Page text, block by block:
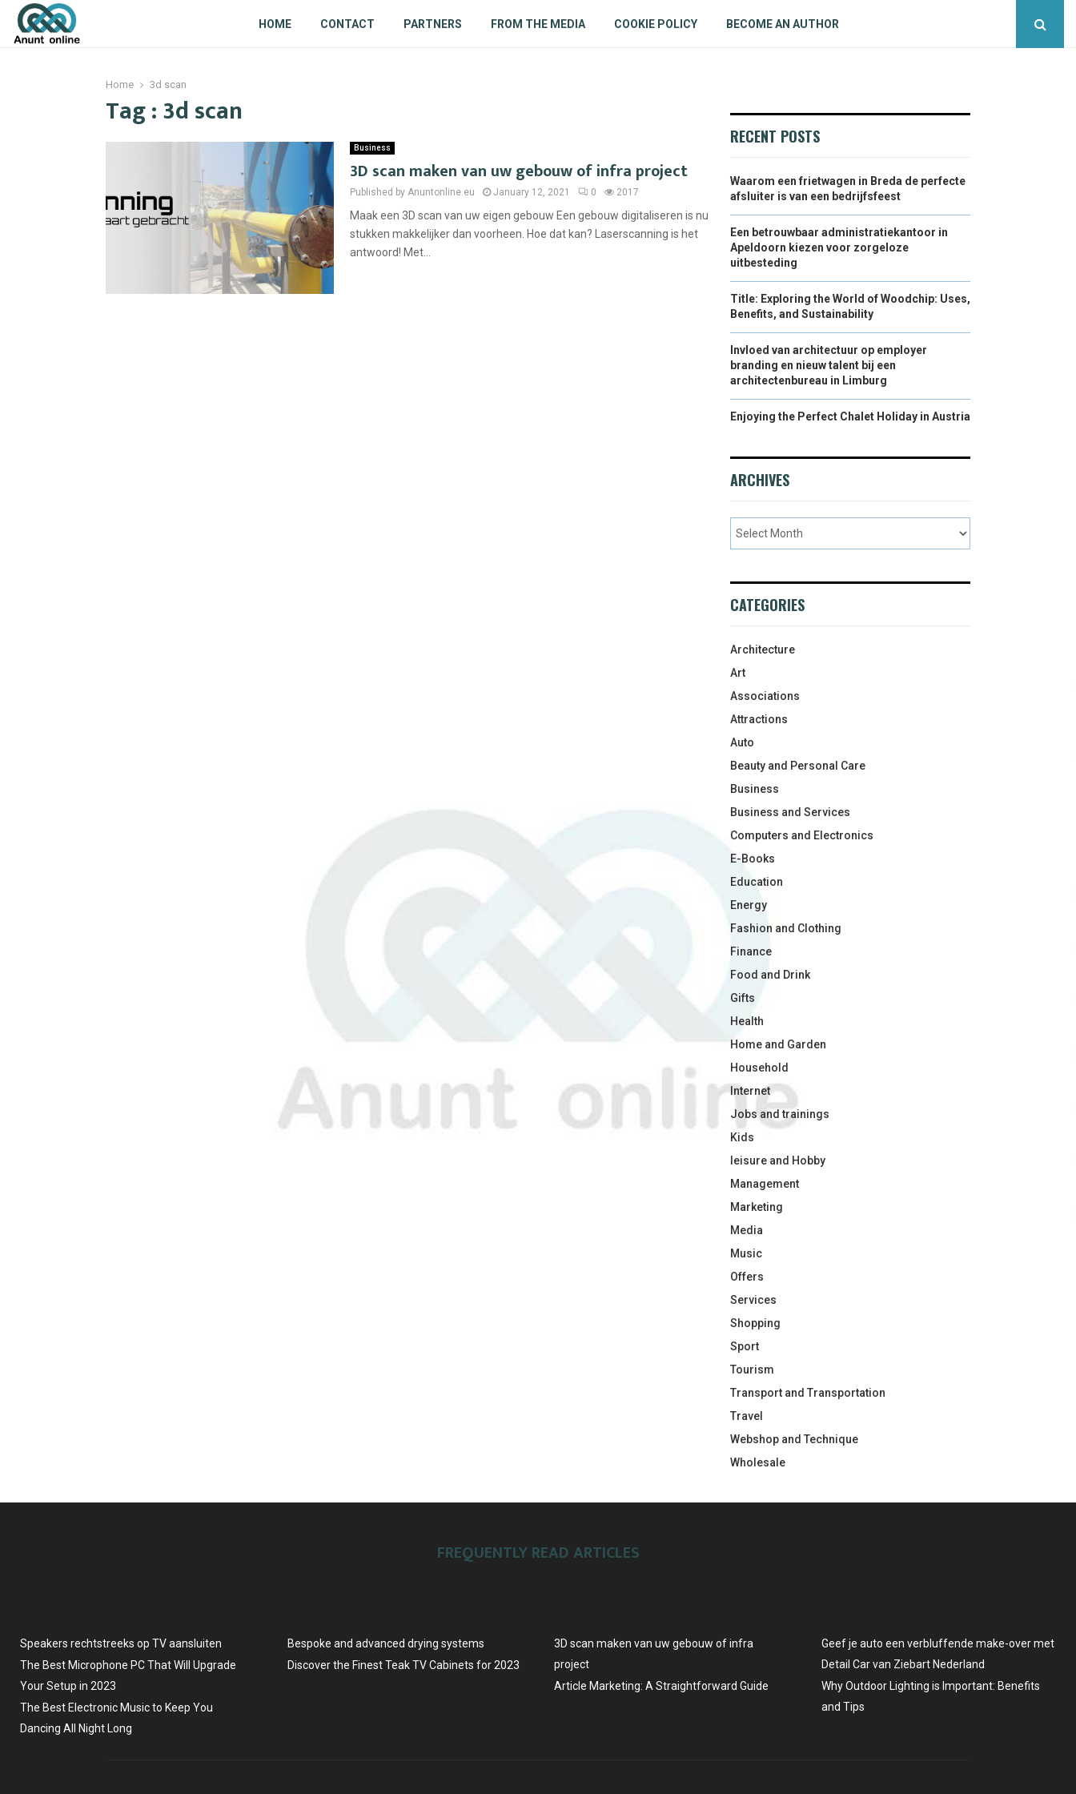
HOME CONTACT PARTNERS FROM THE MEDIA COOKIE POLICY BECOME AN AUTHOR
Home 3d scan
Tag : 3d scan
Business
3D scan maken van uw gebouw of infra project
Published by Anuntonline.eu January 12, 2021 0 2017
Maak een 3D scan van uw eigen gebouw Een gebouw digitaliseren is nu
stukken makkelijker dan voorheen. Hoe dat kan? Laserscanning is het
antwoord! Met...
RECENT POSTS
Waarom een frietwagen in Breda de perfecte
afsluiter is van een bedrijfsfeest
Een betrouwbaar administratiekantoor in
Apeldoorn kiezen voor zorgeloze
uitbesteding
Title: Exploring the World of Woodchip: Uses,
Benefits, and Sustainability
Invloed van architectuur op employer
branding en nieuw talent bij een
architectenbureau in Limburg
Enjoying the Perfect Chalet Holiday in Austria
ARCHIVES
CATEGORIES
Architecture
Art
Associations
Attractions
Auto
Beauty and Personal Care
Business
Business and Services
Computers and Electronics
E-Books
Education
Energy
Fashion and Clothing
Finance
Food and Drink
Gifts
Health
Home and Garden
Household
Internet
Jobs and trainings
Kids
leisure and Hobby
Management
Marketing
Media
Music
Offers
Services
Shopping
Sport
Tourism
Transport and Transportation
Travel
Webshop and Technique
Wholesale
FREQUENTLY READ ARTICLES
Speakers rechtstreeks op TV aansluiten
The Best Microphone PC That Will Upgrade
Your Setup in 2023
The Best Electronic Music to Keep You
Dancing All Night Long
Bespoke and advanced drying systems
Discover the Finest Teak TV Cabinets for 2023
3D scan maken van uw gebouw of infra
project
Article Marketing: A Straightforward Guide
Geef je auto een verbluffende make-over met
Detail Car van Ziebart Nederland
Why Outdoor Lighting is Important: Benefits
and Tips